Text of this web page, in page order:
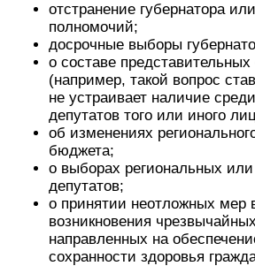
отстранение губернатора
полномочий;
досрочные выборы
о составе представительных
(например, такой вопрос
не устраивает наличие
депутатов того или иного
об изменениях
бюджета;
о выборах региональных
депутатов;
о принятии неотложных мер
возникновения
направленных на
сохранности здоровья